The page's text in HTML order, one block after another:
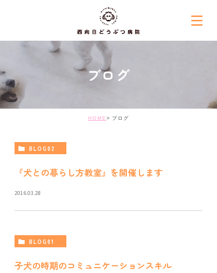
ブログ
HOME ブログ
BLOG02
『犬との暮らし方教室』を開催します
2016.03.28
BLOG01
子犬の時期のコミュニケーションスキル